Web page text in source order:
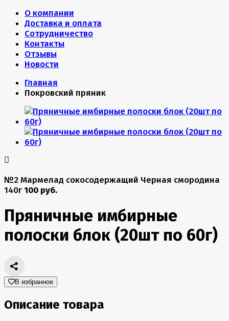
О компании
Доставка и оплата
Сотрудничество
Контакты
Отзывы
Новости
Главная
Покровский пряник
№2 Мармелад сокосодержащий Черная смородина
140г 100 руб.
Пряничные имбирные
полоски блок (20шт по 60г)
В избранное
Описание товара